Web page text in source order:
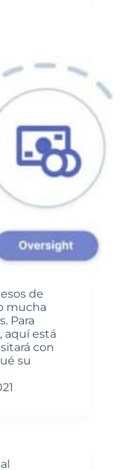
de
mucha
Para
aquí está
con
su